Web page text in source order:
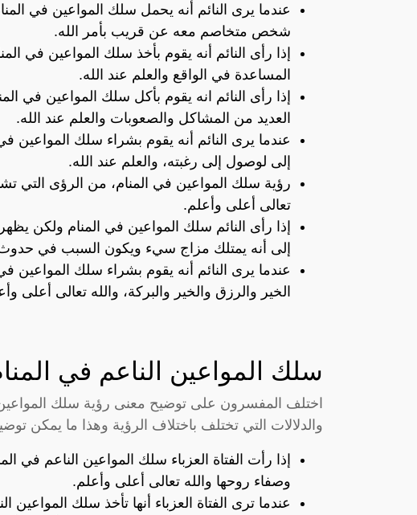
عندما يرى النائم أنه يحمل سلك المواعين في
شخص متخاصم معه عن قريب بأمر الله.
إذا رأى النائم أنه يقوم بأخذ سلك المواعين في
المساعدة في الواقع والعلم عند الله.
إذا رأى النائم انه يقوم بأكل سلك المواعين في
العديد من المشاكل والصعوبات والعلم عند الله.
عندما يرى النائم أنه يقوم بشراء سلك المواعين
إلى لوصول إلى رغبته، والعلم عند الله.
رؤية سلك المواعين في المنام، من الرؤى التي
تعالى أعلى وأعلم.
إذا رأى النائم سلك المواعين في المنام ولكن
إلى أنه يمتلك مزاج سيء ويكون السبب في حدوث
عندما يرى النائم أنه يقوم بشراء سلك المواعين
الخير والرزق والخير والبركة، والله تعالى أعلى
سلك المواعين الناعم في
اختلف المفسرون على توضيح معنى رؤية سلك
والدلالات التي تختلف باختلاف الرؤية وهذا ما يمكن
إذا رأت الفتاة العزباء سلك المواعين الناعم في
وصفاء روحها والله تعالى أعلى وأعلم.
عندما ترى الفتاة العزباء أنها تأخذ سلك